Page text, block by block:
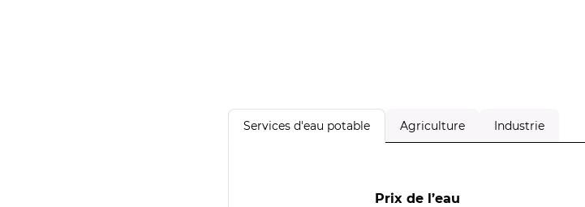
Services d'eau potable Agriculture Industrie
Prix de l’eau